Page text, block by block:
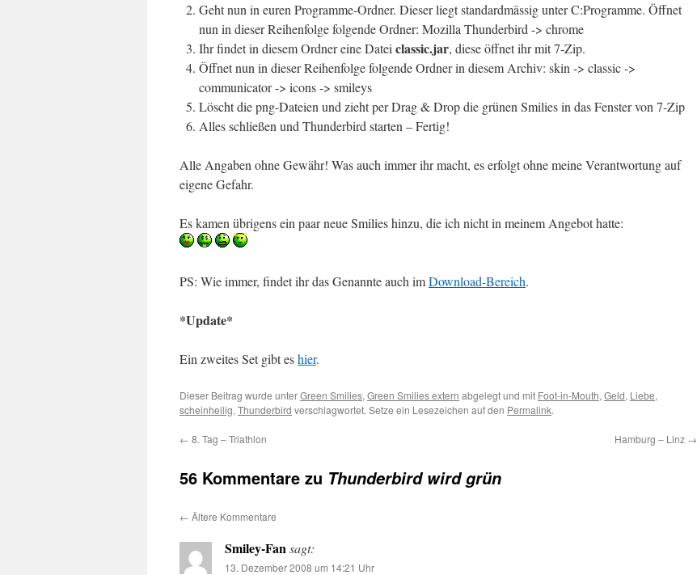
Geht nun in euren Programme-Ordner. Dieser liegt standardmässig unter C:Programme. Öffnet
nun in dieser Reihenfolge folgende Ordner: Mozilla Thunderbird -> chrome
Ihr findet in diesem Ordner eine Datei classic.jar, diese öffnet ihr mit 7-Zip.
Öffnet nun in dieser Reihenfolge folgende Ordner in diesem Archiv: skin -> classic ->
communicator -> icons -> smileys
Löscht die png-Dateien und zieht per Drag & Drop die grünen Smilies in das Fenster von 7-Zip
Alles schließen und Thunderbird starten – Fertig!
Alle Angaben ohne Gewähr! Was auch immer ihr macht, es erfolgt ohne meine Verantwortung auf
eigene Gefahr.
Es kamen übrigens ein paar neue Smilies hinzu, die ich nicht in meinem Angebot hatte:
PS: Wie immer, findet ihr das Genannte auch imDownload-Bereich.
*Update*
Ein zweites Set gibt eshier.
Dieser Beitrag wurde unterGreen Smilies, Green Smilies extern abgelegt und mit Foot-in-Mouth, Geld, Liebe,
scheinheilig, Thunderbird verschlagwortet. Setze ein Lesezeichen auf den Permalink.
← 8. Tag – Triathlon Hamburg – Linz →
56 Kommentare zu Thunderbird wird grün
← Ältere Kommentare
Smiley-Fansagt:
13. Dezember 2008 um 14:21 Uhr